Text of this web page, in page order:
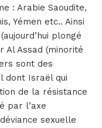
: Arabie Saoudite,
Yémen etc.. Ainsi
plongé
Al Assad (minorité
sont des
dont Israël qui
de la résistance
par l’axe
sexuelle